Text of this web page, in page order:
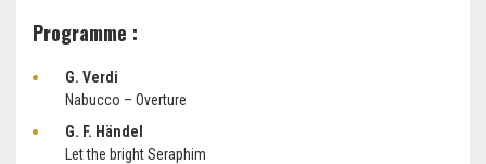
Programme :
G. Verdi
Nabucco – Overture
G. F. Händel
Let the bright Seraphim